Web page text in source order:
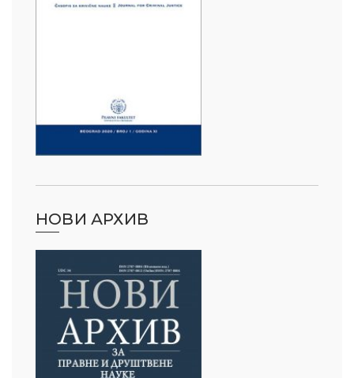
НОВИ АРХИВ